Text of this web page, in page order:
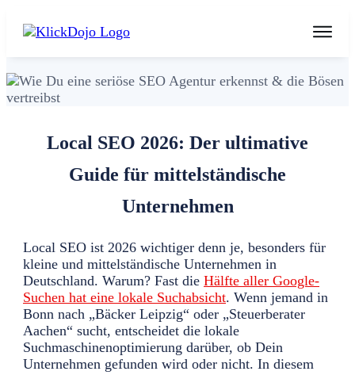
Local SEO 2026: Der ultimative
Guide für mittelständische
Unternehmen
Local SEO ist 2026 wichtiger denn je, besonders für
kleine und mittelständische Unternehmen in
Deutschland. Warum? Fast die Hälfte aller Google-
Suchen hat eine lokale Suchabsicht. Wenn jemand in
Bonn nach „Bäcker Leipzig“ oder „Steuerberater
Aachen“ sucht, entscheidet die lokale
Suchmaschinenoptimierung darüber, ob Dein
Unternehmen gefunden wird oder nicht. In diesem